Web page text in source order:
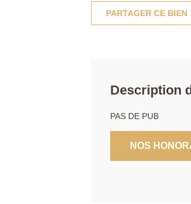
PARTAGER CE BIEN
Description
PAS DE PUB
NOS